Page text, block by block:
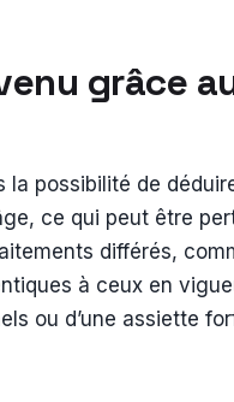
grâce
la possibilité de
ce qui peut être
différés,
à ceux en
ou d’une assiette